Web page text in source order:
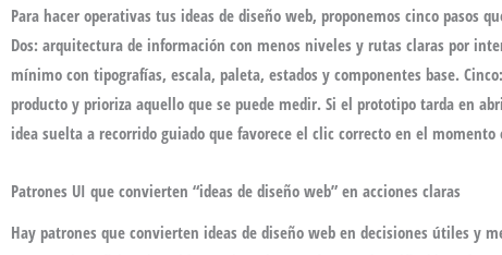
Para hacer operativas tus ideas de diseño web, proponemos cinco pasos
Dos: arquitectura de información con menos niveles y rutas claras por
mínimo con tipografías, escala, paleta, estados y componentes base.
producto y prioriza aquello que se puede medir. Si el prototipo tarda en
idea suelta a recorrido guiado que favorece el clic correcto en el momento
Patrones UI que convierten “ideas de diseño web” en acciones claras
Hay patrones que convierten ideas de diseño web en decisiones útiles y